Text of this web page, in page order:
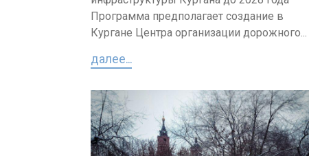
Программа предполагает создание в
Кургане Центра организации дорожного...
далее...